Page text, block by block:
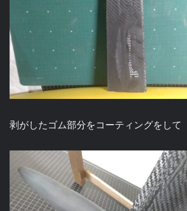
剥がしたゴム部分をコーティングをして